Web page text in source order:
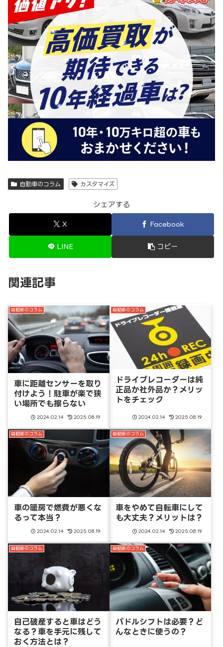
自動車のコラム カスタマイズ
シェアする
X Facebook
LINE コピー
関連記事
自動車のコラム
車に距離センサーを取り
付けよう！駐車が楽で狭
い場所でも擦らない
2024.02.14 2025.08.19
自動車のコラム
ドライブレコーダーは純
正品か社外品か？メリッ
トをチェック
2024.02.14 2025.08.19
自動車のコラム
車の暖房で燃費が悪くな
るって本当？
2024.02.14 2025.08.19
自動車のコラム
車をやめて自転車にして
も大丈夫？メリットは？
2024.02.14 2025.08.19
自動車のコラム
自己破産すると車はどう
なる？車を手元に残して
おく方法とは？
自動車のコラム
パドルシフトは必要？ど
んなときに使うの？